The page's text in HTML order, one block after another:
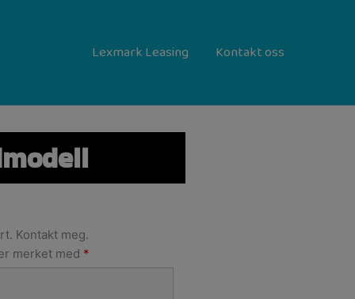
Lexmark Leasing Kontakt oss
Kontakt meg.
merket med *